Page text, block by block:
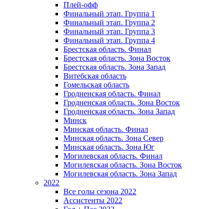
Плей-офф
Финальный этап. Группа 1
Финальный этап. Группа 2
Финальный этап. Группа 3
Финальный этап. Группа 4
Брестская область. Финал
Брестская область. Зона Восток
Брестская область. Зона Запад
Витебская область
Гомельская область
Гродненская область. Финал
Гродненская область. Зона Восток
Гродненская область. Зона Запад
Минск
Минская область. Финал
Минская область. Зона Север
Минская область. Зона Юг
Могилевская область. Финал
Могилевская область. Зона Восток
Могилевская область. Зона Запад
2022
Все голы сезона 2022
Ассистенты 2022